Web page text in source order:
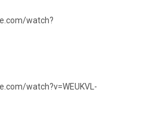
watch?
watch?v=WEUKVL-